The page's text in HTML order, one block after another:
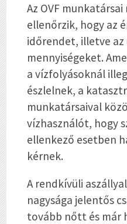
Az OVF
ellenőrzik, hogy az
időrendet, illetve
mennyiségeket.
a vízfolyásoknál
észlelnek, a
munkatársaival
vízhasználót, hogy
ellenkező esetben
kérnek.
A rendkívüli
nagysága jelentős
tovább nőtt és már